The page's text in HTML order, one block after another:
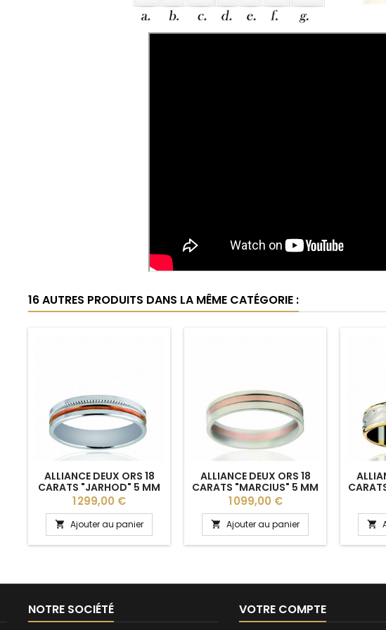
16 AUTRES PRODUITS DANS LA MÊME CATÉGORIE :
ALLIANCE DEUX ORS 18
CARATS "JARHOD" 5 MM
POUR HOMME
Prix
1 299,00 €
 Ajouter au panier
ALLIANCE DEUX ORS 18
CARATS "MARCIUS" 5 MM
POUR HOMME
Prix
1 099,00 €
 Ajouter au panier 
NOTRE SOCIÉTÉ VOTRE COMPTE